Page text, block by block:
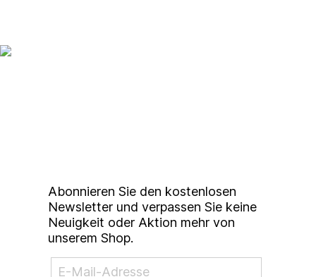
Abonnieren Sie den kostenlosen
Newsletter und verpassen Sie keine
Neuigkeit oder Aktion mehr von
unserem Shop.